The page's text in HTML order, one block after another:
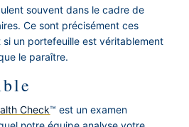
souvent dans le cadre de
Ce sont précisément ces
un portefeuille est véritablement
le paraître.
Check™ est un examen